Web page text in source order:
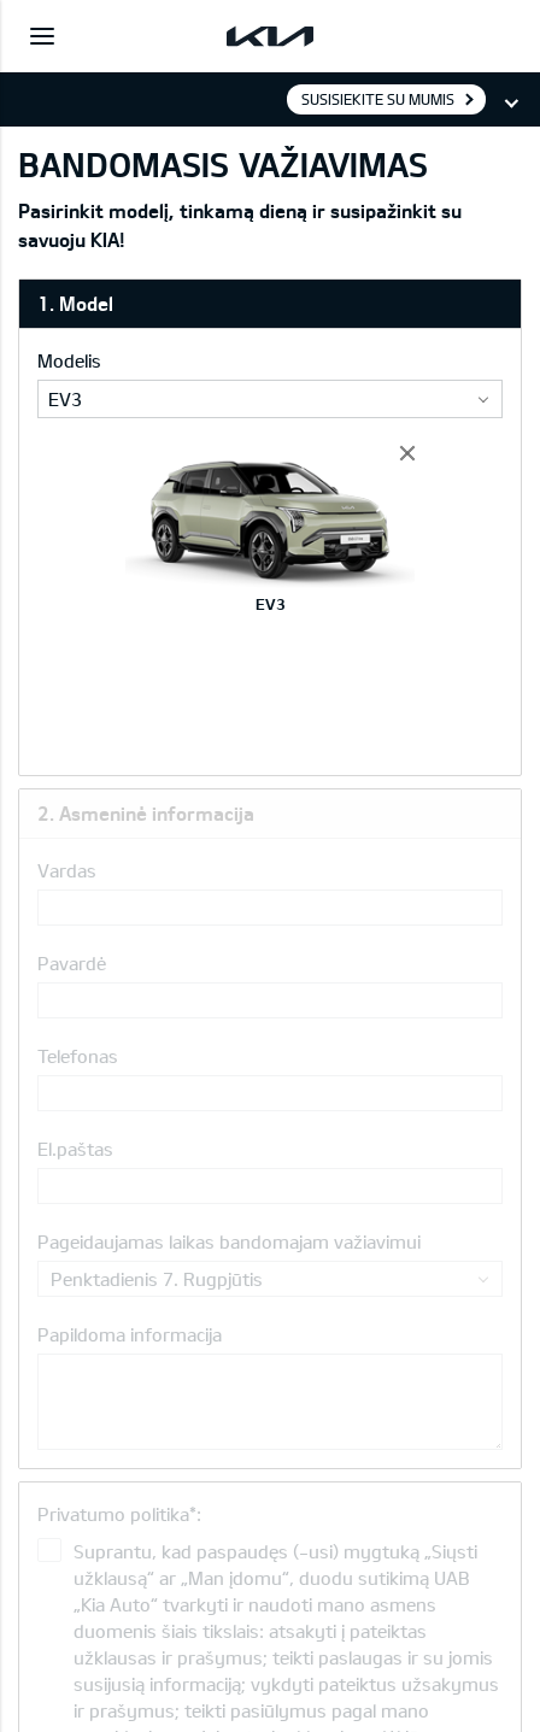
SUSISIEKITE SU MUMIS
BANDOMASIS VAŽIAVIMAS
Pasirinkit modelį, tinkamą dieną ir susipažinkit su
savuoju KIA!
1. Model
2. Asmeninė informacija
Modelis
EV3
EV3
Vardas
Pavardė
Telefonas
El.paštas
Pageidaujamas laikas bandomajam važiavimui
Penktadienis 7. Rugpjūtis
Papildoma informacija
Privatumo politika*:
Suprantu, kad paspaudęs (-usi) mygtuką „Siųsti
užklausą“ ar „Man įdomu“, duodu sutikimą UAB
„Kia Auto“ tvarkyti ir naudoti mano asmens
duomenis šiais tikslais: atsakyti į pateiktas
užklausas ir prašymus; teikti paslaugas ir su jomis
susijusią informaciją; vykdyti pateiktus užsakymus
ir prašymus; teikti pasiūlymus pagal mano